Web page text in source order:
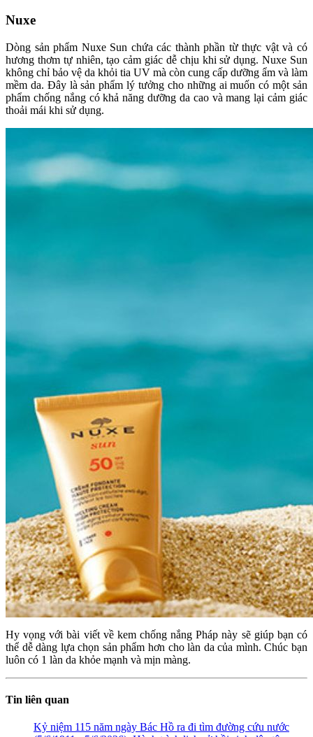
Nuxe
Dòng sản phẩm Nuxe Sun chứa các thành phần từ thực vật và có
hương thơm tự nhiên, tạo cảm giác dễ chịu khi sử dụng. Nuxe Sun
không chỉ bảo vệ da khỏi tia UV mà còn cung cấp dưỡng ẩm và làm
mềm da. Đây là sản phẩm lý tưởng cho những ai muốn có một sản
phẩm chống nắng có khả năng dưỡng da cao và mang lại cảm giác
thoải mái khi sử dụng.
Hy vọng với bài viết về kem chống nắng Pháp này sẽ giúp bạn có
thể dễ dàng lựa chọn sản phẩm hơn cho làn da của mình. Chúc bạn
luôn có 1 làn da khỏe mạnh và mịn màng.
Tin liên quan
Kỷ niệm 115 năm ngày Bác Hồ ra đi tìm đường cứu nước